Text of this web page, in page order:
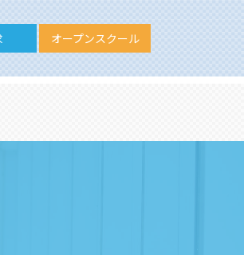
オープンスクール